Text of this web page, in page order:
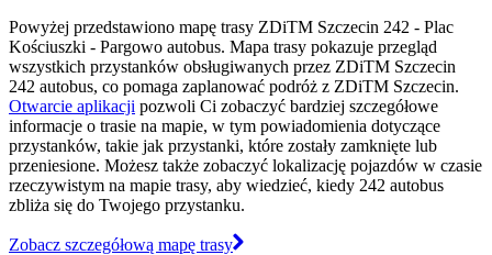
Powyżej przedstawiono mapę trasy ZDiTM Szczecin 242 - Plac
Kościuszki - Pargowo autobus. Mapa trasy pokazuje przegląd
wszystkich przystanków obsługiwanych przez ZDiTM Szczecin
242 autobus, co pomaga zaplanować podróż z ZDiTM Szczecin.
Otwarcie aplikacji pozwoli Ci zobaczyć bardziej szczegółowe
informacje o trasie na mapie, w tym powiadomienia dotyczące
przystanków, takie jak przystanki, które zostały zamknięte lub
przeniesione. Możesz także zobaczyć lokalizację pojazdów w czasie
rzeczywistym na mapie trasy, aby wiedzieć, kiedy 242 autobus
zbliża się do Twojego przystanku.
Zobacz szczegółową mapę trasy